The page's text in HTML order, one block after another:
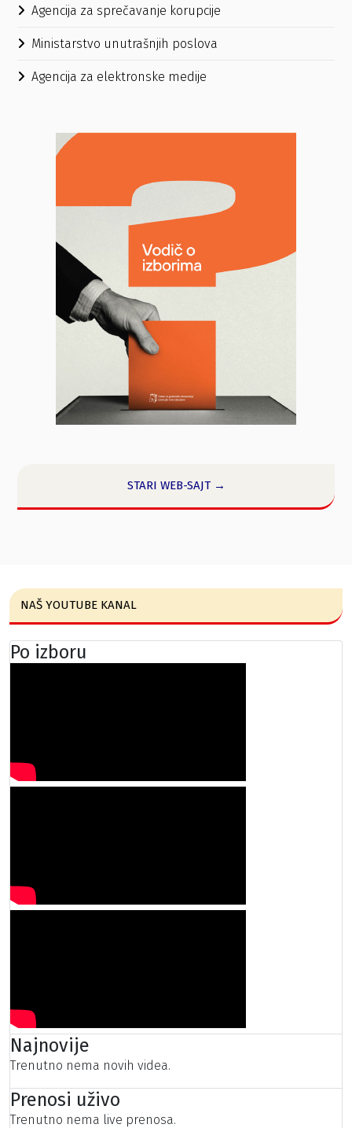
Agencija za sprečavanje korupcije
Ministarstvo unutrašnjih poslova
Agencija za elektronske medije
STARI WEB-SAJT →
NAŠ YOUTUBE KANAL
Po izboru
Najnovije
Trenutno nema novih videa.
Prenosi uživo
Trenutno nema live prenosa.